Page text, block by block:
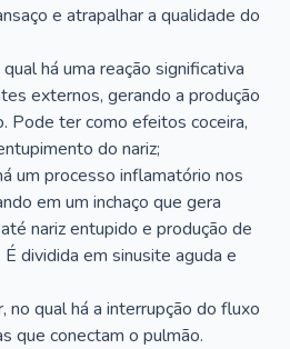
e atrapalhar a qualidade do
há uma reação significativa
externos, gerando a produção
Pode ter como efeitos coceira,
do nariz;
um processo inflamatório nos
em um inchaço que gera
nariz entupido e produção de
dividida em sinusite aguda e
no qual há a interrupção do fluxo
que conectam o pulmão.